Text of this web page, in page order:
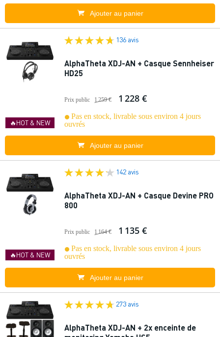
Ajouter au panier
🔥HOT & NEW
136 avis
AlphaTheta XDJ-AN + Casque Sennheiser
HD25
Prix public 1 259 € 1 228 €
Pas en stock, livrable sous environ 4 jours
ouvrés
Ajouter au panier
🔥HOT & NEW
142 avis
AlphaTheta XDJ-AN + Casque Devine PRO
800
Prix public 1 164 € 1 135 €
Pas en stock, livrable sous environ 4 jours
ouvrés
Ajouter au panier
273 avis
AlphaTheta XDJ-AN + 2x enceinte de